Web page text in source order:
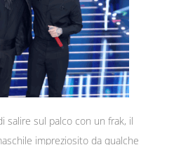
salire sul palco con un frak, il
impreziosito da qualche